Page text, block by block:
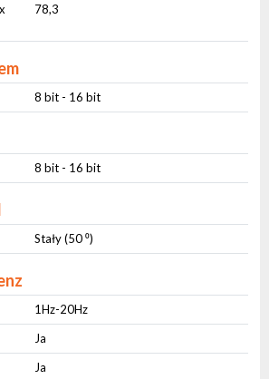
78,3
8 bit - 16 bit
8 bit - 16 bit
Stały (50 ⁰)
1Hz-20Hz
Ja
Ja